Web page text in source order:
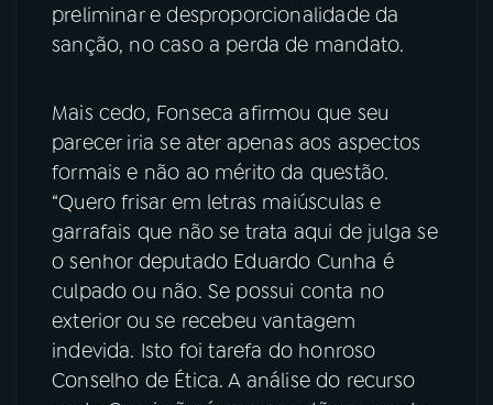
preliminar e desproporcionalidade da
sanção, no caso a perda de mandato.
Mais cedo, Fonseca afirmou que seu
parecer iria se ater apenas aos aspectos
formais e não ao mérito da questão.
“Quero frisar em letras maiúsculas e
garrafais que não se trata aqui de julga se
o senhor deputado Eduardo Cunha é
culpado ou não. Se possui conta no
exterior ou se recebeu vantagem
indevida. Isto foi tarefa do honroso
Conselho de Ética. A análise do recurso